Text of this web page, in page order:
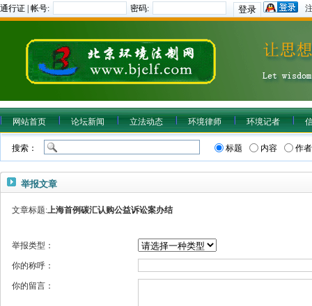
通行证 | 帐号: 密码:
网站首页 论坛新闻 立法动态 环境律师 环境记者
搜索： 标题 内容 作者
举报文章
文章标题:上海首例碳汇认购公益诉讼案办结
举报类型：
你的称呼：
你的留言：